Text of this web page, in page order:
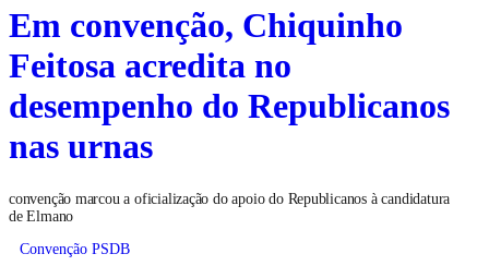
Em convenção, Chiquinho
Feitosa acredita no
desempenho do Republicanos
nas urnas
convenção marcou a oficialização do apoio do Republicanos à candidatura
de Elmano
Convenção PSDB